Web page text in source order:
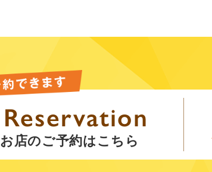
お店のご予約はこちら